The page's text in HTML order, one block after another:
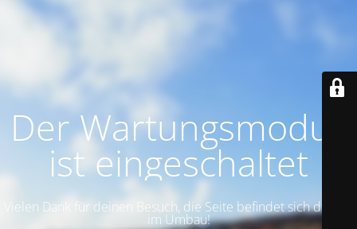
Der Wartungsmodus
ist eingeschaltet
Vielen Dank für deinen Besuch, die Seite befindet sich derzeit
im Umbau!